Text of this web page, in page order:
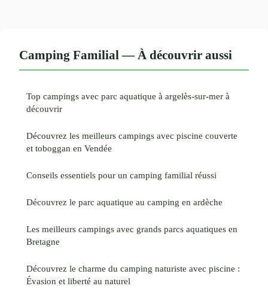
Camping Familial — À découvrir aussi
Top campings avec parc aquatique à argelès-sur-mer à
découvrir
Découvrez les meilleurs campings avec piscine couverte
et toboggan en Vendée
Conseils essentiels pour un camping familial réussi
Découvrez le parc aquatique au camping en ardèche
Les meilleurs campings avec grands parcs aquatiques en
Bretagne
Découvrez le charme du camping naturiste avec piscine :
Évasion et liberté au naturel